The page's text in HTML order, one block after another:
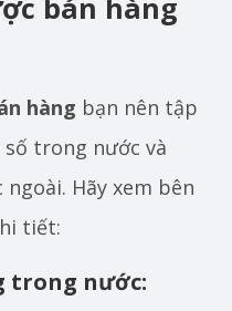
hàng bạn nên tập
trong nước và
Hãy xem bên
tiết:
trong nước: